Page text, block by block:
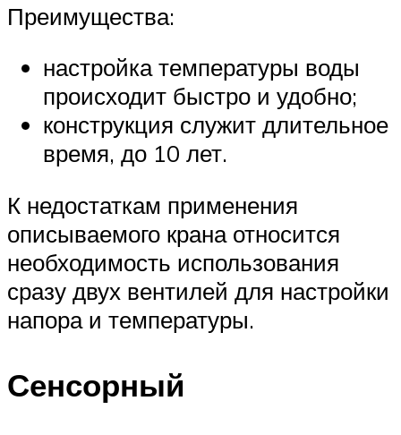
Преимущества:
настройка температуры воды
происходит быстро и удобно;
конструкция служит длительное
время, до 10 лет.
К недостаткам применения
описываемого крана относится
необходимость использования
сразу двух вентилей для настройки
напора и температуры.
Сенсорный